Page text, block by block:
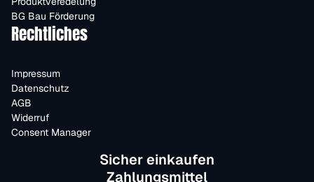
BG Bau Förderung
Rechtliches
Impressum
Datenschutz
AGB
Widerruf
Consent Manager
Sicher einkaufen
Zahlungsmittel